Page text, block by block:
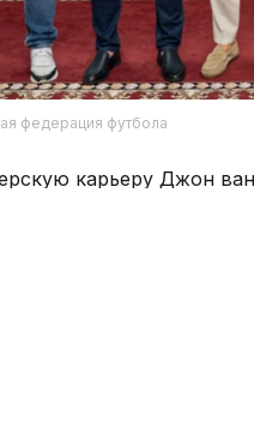
федерация футбола
карьеру Джон